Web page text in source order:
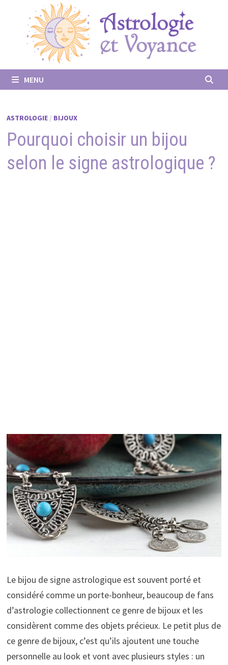
contenu
MENU
ASTROLOGIE/ BIJOUX
Pourquoi choisir un bijou
selon le signe astrologique ?
Le bijou de signe astrologique est souvent porté et
considéré comme un porte-bonheur, beaucoup de fans
d’astrologie collectionnent ce genre de bijoux et les
considèrent comme des objets précieux. Le petit plus de
ce genre de bijoux, c’est qu’ils ajoutent une touche
personnelle au look et vont avec plusieurs styles : un